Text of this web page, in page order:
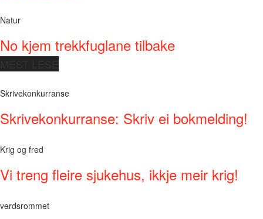
Natur
No kjem trekkfuglane tilbake
Skrivekonkurranse
Skrivekonkurranse: Skriv ei bokmelding!
Krig og fred
Vi treng fleire sjukehus, ikkje meir krig!
verdsrommet